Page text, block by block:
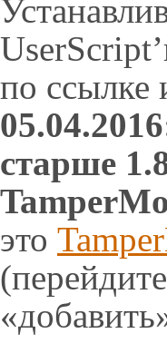
по ссылке
старше
это